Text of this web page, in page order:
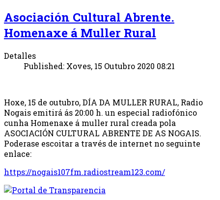
Asociación Cultural Abrente.
Homenaxe á Muller Rural
Detalles
Published: Xoves, 15 Outubro 2020 08:21
Hoxe, 15 de outubro, DÍA DA MULLER RURAL, Radio
Nogais emitirá ás 20:00 h. un especial radiofónico
cunha Homenaxe á muller rural creada pola
ASOCIACIÓN CULTURAL ABRENTE DE AS NOGAIS.
Poderase escoitar a través de internet no seguinte
enlace:
https://nogais107fm.radiostream123.com/